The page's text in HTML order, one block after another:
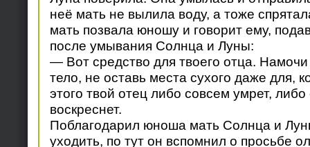
неё мать не вылила воду, а тоже
мать позвала юношу и говорит ему,
после умывания Солнца и Луны:
— Вот средство для твоего отца. Намочи
тело, не оставь места сухого даже для,
этого твой отец либо совсем умрет, либо
воскреснет.
Поблагодарил юноша мать Солнца и
уходить, по тут он вспомнил о просьбе